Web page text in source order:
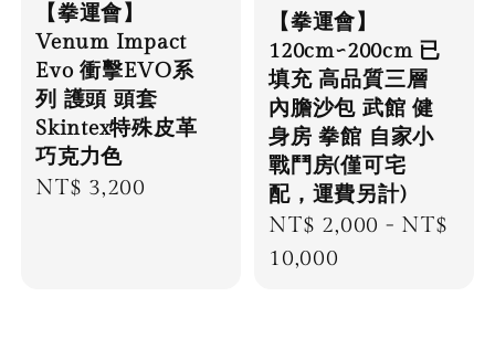
【拳運會】
Venum Impact
Evo 衝擊EVO系
列 護頭 頭套
Skintex特殊皮革
巧克力色
Regular
NT$ 3,200
【拳運會】
120cm~200cm 已
填充 高品質三層
內膽沙包 武館 健
身房 拳館 自家小
戰鬥房(僅可宅
配，運費另計)
Regular
price
NT$ 2,000 - NT$
10,000